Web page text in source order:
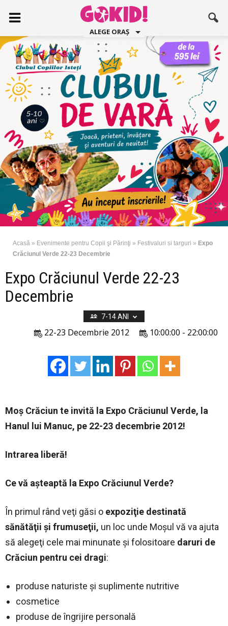
ALEGE ORAȘ
Acasă » Evenimente pentru Copii şi Părinţi » Festivaluri si targuri » Expo
Crăciunul Verde 22-23 Decembrie
Expo Crăciunul Verde 22-23
Decembrie
7-14 ANI
10:00:00 - 22:00:00
22-23 Decembrie 2012
Moş Crăciun te invită la Expo Crăciunul Verde, la
Hanul lui Manuc, pe 22-23 decembrie 2012!
Intrarea liberă!
Ce vă aşteaptă la Expo Crăciunul Verde?
În primul rând veţi găsi o expoziţie destinată
sănătăţii şi frumuseţii, un loc unde Moşul vă va ajuta
să alegeţi cele mai minunate şi folositoare daruri de
Crăciun pentru cei dragi:
produse naturiste şi suplimente nutritive
cosmetice
produse de îngrijire personală